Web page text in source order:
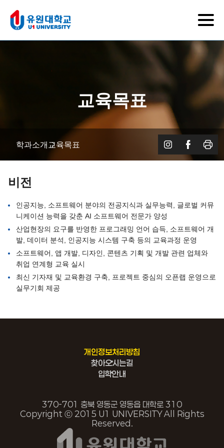
교육목표
학과소개 교육목표
비전
인공지능, 소프트웨어 분야의 전공지식과 실무능력, 글로벌 커뮤
니케이션 능력을 갖춘 AI 소프트웨어 전문가 양성
산업현장의 요구를 반영한 프로그래밍 언어 습득, 소프트웨어 개
발, 데이터 분석, 인공지능 시스템 구축 등의 교육과정 운영
소프트웨어, 앱 개발, 디자인, 콘텐츠 기획 및 개발 관련 업체와
취업 연계형 교육 실시
최신 기자재 및 교육환경 구축, 프로젝트 중심의 오픈랩 운영으로
실무기회 제공
개인정보처리방침
찾아오시는길
입학안내
370-701 충북 영동군 영동읍 대학로 310
Copyright ⓒ 2015 U1 UNIVERSITY All Rights
Reserved.